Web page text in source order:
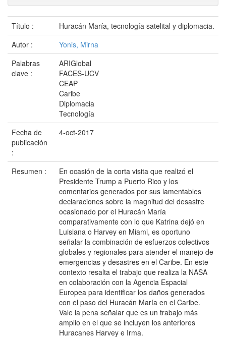
Título :
Huracán María, tecnología satelital y diplomacia.
Autor :
Yonis, Mirna
Palabras
clave :
ARIGlobal
FACES-UCV
CEAP
Caribe
Diplomacia
Tecnología
Fecha de
publicación
:
4-oct-2017
Resumen :
En ocasión de la corta visita que realizó el
Presidente Trump a Puerto Rico y los
comentarios generados por sus lamentables
declaraciones sobre la magnitud del desastre
ocasionado por el Huracán María
comparativamente con lo que Katrina dejó en
Luisiana o Harvey en Miami, es oportuno
señalar la combinación de esfuerzos colectivos
globales y regionales para atender el manejo de
emergencias y desastres en el Caribe. En este
contexto resalta el trabajo que realiza la NASA
en colaboración con la Agencia Espacial
Europea para identificar los daños generados
con el paso del Huracán María en el Caribe.
Vale la pena señalar que es un trabajo más
amplio en el que se incluyen los anteriores
Huracanes Harvey e Irma.